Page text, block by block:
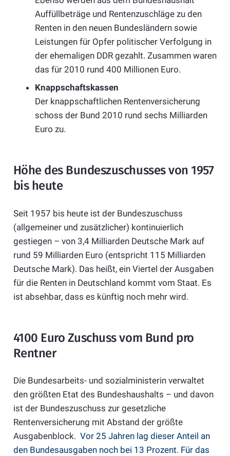
Auffüllbeträge und Rentenzuschläge zu den
Renten in den neuen Bundesländern sowie
Leistungen für Opfer politischer Verfolgung in
der ehemaligen DDR gezahlt. Zusammen waren
das für 2010 rund 400 Millionen Euro.
Knappschaftskassen
Der knappschaftlichen Rentenversicherung
schoss der Bund 2010 rund sechs Milliarden
Euro zu.
Höhe des Bundeszuschusses von 1957
bis heute
Seit 1957 bis heute ist der Bundeszuschuss
(allgemeiner und zusätzlicher) kontinuierlich
gestiegen – von 3,4 Milliarden Deutsche Mark auf
rund 59 Milliarden Euro (entspricht 115 Milliarden
Deutsche Mark). Das heißt, ein Viertel der Ausgaben
für die Renten in Deutschland kommt vom Staat. Es
ist absehbar, dass es künftig noch mehr wird.
4100 Euro Zuschuss vom Bund pro
Rentner
Die Bundesarbeits- und sozialministerin verwaltet
den größten Etat des Bundeshaushalts – und davon
ist der Bundeszuschuss zur gesetzliche
Rentenversicherung mit Abstand der größte
Ausgabenblock. Vor 25 Jahren lag dieser Anteil an
den Bundesausgaben noch bei 13 Prozent. Für das